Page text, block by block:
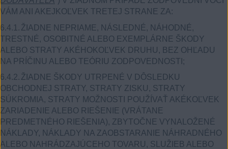
VÁM ANI AKEJKOĽVEK TRETEJ STRANE ZA:
6.4.1. ŽIADNE NEPRIAME, NÁSLEDNÉ, NÁHODNÉ,
TRESTNÉ, OSOBITNÉ ALEBO EXEMPLÁRNE ŠKODY
ALEBO STRATY AKÉHOKOĽVEK DRUHU, BEZ OHĽADU
NA PRÍČINU ALEBO TEÓRIU ZODPOVEDNOSTI;
6.4.2. ŽIADNE ŠKODY UTRPENÉ V DÔSLEDKU
OBCHODNEJ STRATY, STRATY ZISKU, STRATY
SÚKROMIA, STRATY MOŽNOSTI POUŽÍVAŤ AKÉKOĽVEK
ZARIADENIE ALEBO RIEŠENIE (VRÁTANE
PREDMETNÉHO RIEŠENIA), ZBYTOČNE VYNALOŽENÉ
NÁKLADY, NÁKLADY NA ZAOBSTARANIE NÁHRADNÉHO
ALEBO NAHRÁDZAJÚCEHO TOVARU, SLUŽIEB ALEBO